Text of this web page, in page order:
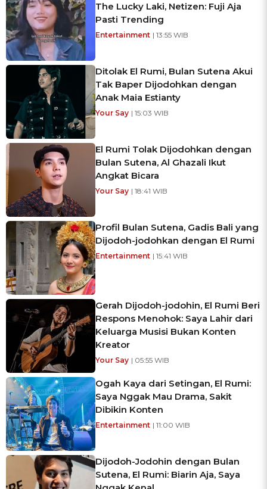
The Lucky Laki, Netizen: Fuji Aja
Pasti Trending
Entertainment | 13:55 WIB
Ditolak El Rumi, Bulan Sutena Akui
Tak Baper Dijodohkan dengan
Anak Maia Estianty
Your Say | 15:03 WIB
El Rumi Tolak Dijodohkan dengan
Bulan Sutena, Al Ghazali Ikut
Angkat Bicara
Your Say | 18:41 WIB
Profil Bulan Sutena, Gadis Bali yang
Dijodoh-jodohkan dengan El Rumi
Entertainment | 15:41 WIB
Gerah Dijodoh-jodohin, El Rumi Beri
Respons Menohok: Saya Lahir dari
Keluarga Musisi Bukan Konten
Kreator
Your Say | 05:55 WIB
Ogah Kaya dari Setingan, El Rumi:
Saya Nggak Mau Drama, Sakit
Dibikin Konten
Entertainment | 11:00 WIB
Dijodoh-Jodohin dengan Bulan
Sutena, El Rumi: Biarin Aja, Saya